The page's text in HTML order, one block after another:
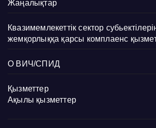
Жаңалықтар
Квазимемлекеттік сектор
жемқорлыққа қарсы комплаенс
О ВИЧ/СПИД
Қызметтер
Ақылы қызметтер